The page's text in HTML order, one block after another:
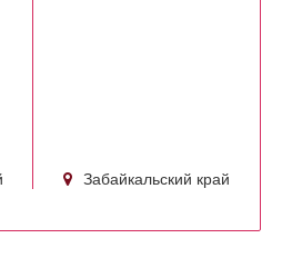
Забайкальский край